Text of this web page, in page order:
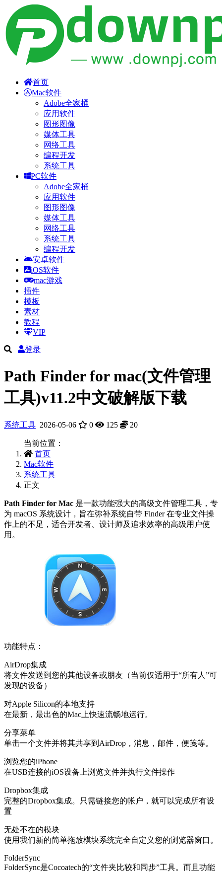
首页
Mac软件
Adobe全家桶
应用软件
图形图像
媒体工具
网络工具
编程开发
系统工具
PC软件
Adobe全家桶
应用软件
图形图像
媒体工具
网络工具
系统工具
编程开发
安卓软件
iOS软件
mac游戏
插件
模板
素材
教程
VIP
登录
Path Finder for mac(文件管理
工具)v11.2中文破解版下载
系统工具 2026-05-06 0 125 20
当前位置：
首页
Mac软件
系统工具
正文
Path Finder for Mac‌ 是一款功能强大的高级文件管理工具，专
为 macOS 系统设计，旨在弥补系统自带 Finder 在专业文件操
作上的不足，适合开发者、设计师及追求效率的高级用户使
用。
功能特点：
AirDrop集成
将文件发送到您的其他设备或朋友（当前仅适用于“所有人”可
发现的设备）
对Apple Silicon的本地支持
在最新，最出色的Mac上快速流畅地运行。
分享菜单
单击一个文件并将其共享到AirDrop，消息，邮件，便笺等。
浏览您的iPhone
在USB连接的iOS设备上浏览文件并执行文件操作
Dropbox集成
完整的Dropbox集成。只需链接您的帐户，就可以完成所有设
置
无处不在的模块
使用我们新的简单拖放模块系统完全自定义您的浏览器窗口。
FolderSync
FolderSync是Cocoatech的“文件夹比较和同步”工具。而且功能